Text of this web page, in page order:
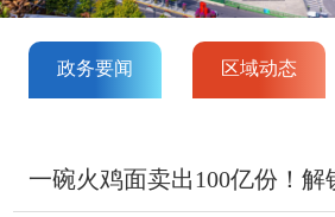
政务要闻 区域动态